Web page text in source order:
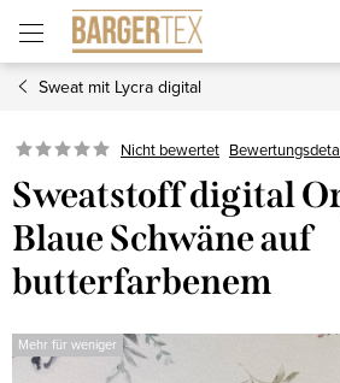
Inhalt
springen
Sweat mit Lycra digital
Nicht bewertet
Sweatstoff digital
Blaue Schwäne auf
butterfarbenem
Mehr für weniger